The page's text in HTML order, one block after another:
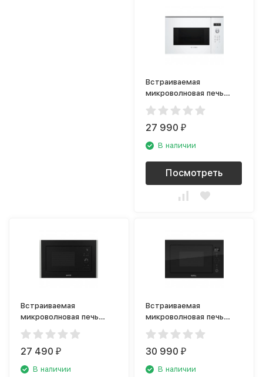
Встраиваемая
микроволновая печь
Bosch BFL524MW0
27 990₽
В наличии
Посмотреть
Встраиваемая
микроволновая печь
Gorenje BM201A4XG
27 490₽
В наличии
Встраиваемая
микроволновая печь
Korting KMI 825 TGN
30 990₽
В наличии